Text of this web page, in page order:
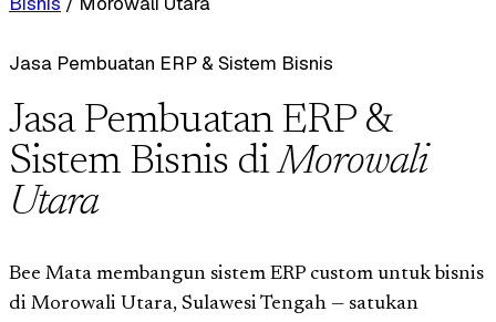
Jasa Pembuatan ERP & Sistem Bisnis
Jasa Pembuatan ERP &
Sistem Bisnis diMorowali
Utara
Bee Mata membangun sistem ERP custom untuk bisnis
di Morowali Utara, Sulawesi Tengah — satukan